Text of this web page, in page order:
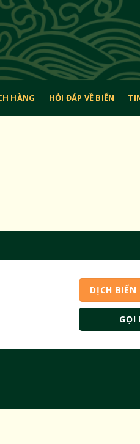
HÀNG HỎI ĐÁP VỀ BIỂN
DỊCH BIỂN
GỌI